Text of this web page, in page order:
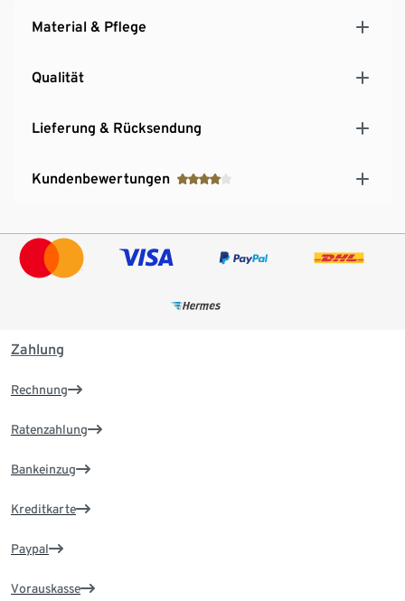
Material & Pflege
Qualität
Lieferung & Rücksendung
Kundenbewertungen
Zahlung
Rechnung
Ratenzahlung
Bankeinzug
Kreditkarte
Paypal
Vorauskasse